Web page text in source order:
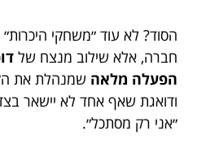
הסוד? לא עוד ״משחקי
חברה, אלא שילוב מנצח של
הפעלה מלאה שמנהלת את
ודואגת שאף אחד לא יישאר
״אני רק מסתכל״.